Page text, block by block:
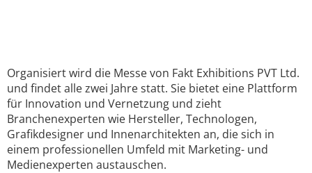
Organisiert wird die Messe von Fakt Exhibitions PVT Ltd.
und findet alle zwei Jahre statt. Sie bietet eine Plattform
für Innovation und Vernetzung und zieht
Branchenexperten wie Hersteller, Technologen,
Grafikdesigner und Innenarchitekten an, die sich in
einem professionellen Umfeld mit Marketing- und
Medienexperten austauschen.